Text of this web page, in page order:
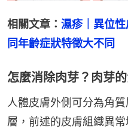
相關文章： 濕疹｜異位
同年齡症狀特徵大不同
怎麼消除肉芽？肉芽
人體皮膚外側可分為角
層，前述的皮膚組織異